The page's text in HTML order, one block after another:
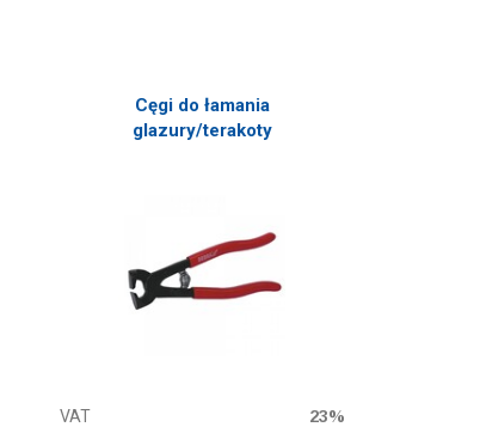
Cęgi do łamania
glazury/terakoty
VAT
23%